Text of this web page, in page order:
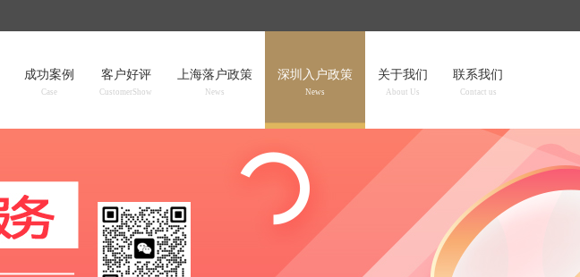
成功案例
Case
客户好评
CustomerShow
上海落户政策
News
深圳入户政策
News
关于我们
About Us
联系我们
Contact us